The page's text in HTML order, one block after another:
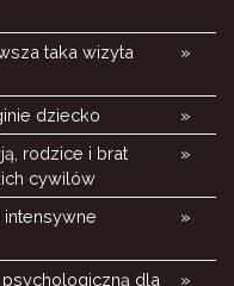
»
taka wizyta
»
dziecko
»
rodzice i brat
cywilów
»
intensywne
»
dla